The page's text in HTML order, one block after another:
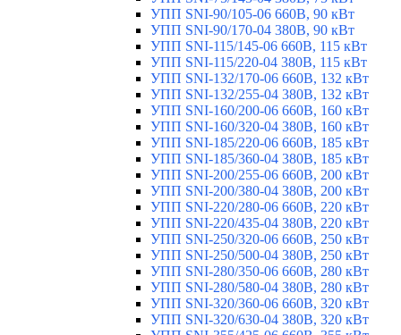
УПП SNI-90/105-06 660В, 90 кВт
УПП SNI-90/170-04 380В, 90 кВт
УПП SNI-115/145-06 660В, 115 кВт
УПП SNI-115/220-04 380В, 115 кВт
УПП SNI-132/170-06 660В, 132 кВт
УПП SNI-132/255-04 380В, 132 кВт
УПП SNI-160/200-06 660В, 160 кВт
УПП SNI-160/320-04 380В, 160 кВт
УПП SNI-185/220-06 660В, 185 кВт
УПП SNI-185/360-04 380В, 185 кВт
УПП SNI-200/255-06 660В, 200 кВт
УПП SNI-200/380-04 380В, 200 кВт
УПП SNI-220/280-06 660В, 220 кВт
УПП SNI-220/435-04 380В, 220 кВт
УПП SNI-250/320-06 660В, 250 кВт
УПП SNI-250/500-04 380В, 250 кВт
УПП SNI-280/350-06 660В, 280 кВт
УПП SNI-280/580-04 380В, 280 кВт
УПП SNI-320/360-06 660В, 320 кВт
УПП SNI-320/630-04 380В, 320 кВт